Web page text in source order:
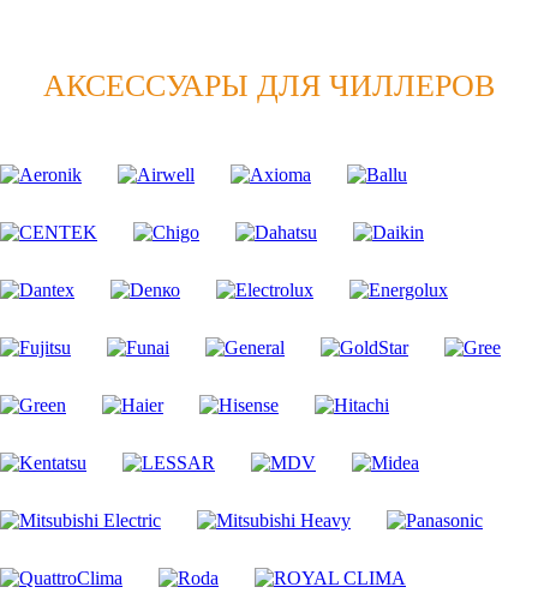
АКСЕССУАРЫ ДЛЯ ЧИЛЛЕРОВ